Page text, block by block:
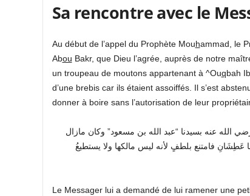
Sa rencontre avec le
Au début de l’appel du Prophète Mouhammad, le
Abou Bakr, que Dieu l’agrée, auprès de notre
un troupeau de moutons appartenant à ^Ouqbah
d’une brebis car ils étaient assoiffés. Il s’est
donner à boire sans l’autorisation de leur
الله عنه بسيدنا “عبد الله بن مسعود” وكان مازال
عَطِشَانِ فامتنع بلطفٍ لأنه ليس مالكها ولا يستطيعُ
Le Messager lui a demandé de lui ramener une